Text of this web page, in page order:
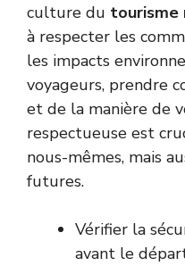
culture du tourisme
à respecter les
les impacts
voyageurs, prendre
et de la manière de
respectueuse est
nous-mêmes, mais
futures.
Vérifier la
avant le